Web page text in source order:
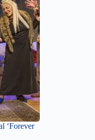
‘Forever